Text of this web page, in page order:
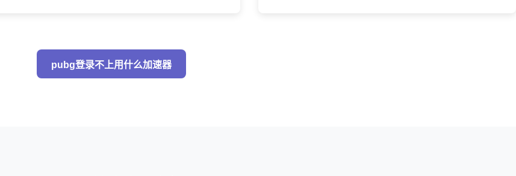
pubg登录不上用什么加速器